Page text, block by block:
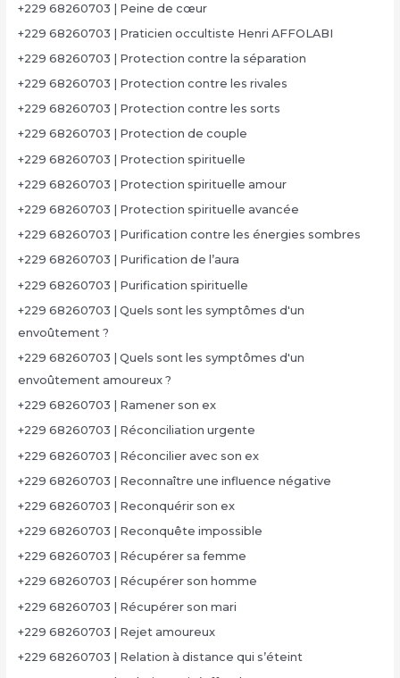
+229 68260703 | Peine de cœur
+229 68260703 | Praticien occultiste Henri AFFOLABI
+229 68260703 | Protection contre la séparation
+229 68260703 | Protection contre les rivales
+229 68260703 | Protection contre les sorts
+229 68260703 | Protection de couple
+229 68260703 | Protection spirituelle
+229 68260703 | Protection spirituelle amour
+229 68260703 | Protection spirituelle avancée
+229 68260703 | Purification contre les énergies sombres
+229 68260703 | Purification de l’aura
+229 68260703 | Purification spirituelle
+229 68260703 | Quels sont les symptômes d'un
envoûtement ?
+229 68260703 | Quels sont les symptômes d'un
envoûtement amoureux ?
+229 68260703 | Ramener son ex
+229 68260703 | Réconciliation urgente
+229 68260703 | Réconcilier avec son ex
+229 68260703 | Reconnaître une influence négative
+229 68260703 | Reconquérir son ex
+229 68260703 | Reconquête impossible
+229 68260703 | Récupérer sa femme
+229 68260703 | Récupérer son homme
+229 68260703 | Récupérer son mari
+229 68260703 | Rejet amoureux
+229 68260703 | Relation à distance qui s’éteint